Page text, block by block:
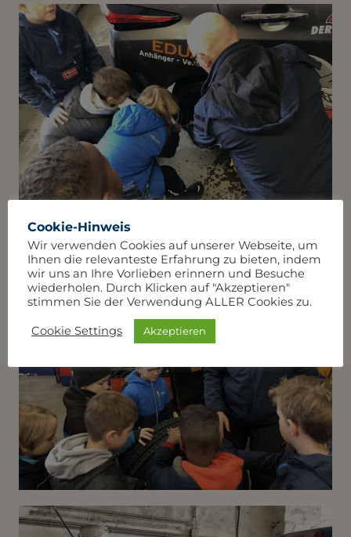
Cookie-Hinweis
Wir verwenden Cookies auf unserer Webseite, um
Ihnen die relevanteste Erfahrung zu bieten, indem
wir uns an Ihre Vorlieben erinnern und Besuche
wiederholen. Durch Klicken auf "Akzeptieren"
stimmen Sie der Verwendung ALLER Cookies zu.
Cookie Settings Akzeptieren